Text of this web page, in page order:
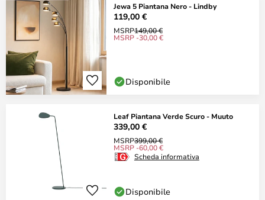
Jewa 5 Piantana Nero - Lindby
119,00 €
MSRP149,00 €
MSRP -30,00 €
Disponibile
Leaf Piantana Verde Scuro - Muuto
339,00 €
MSRP399,00 €
MSRP -60,00 €
Scheda informativa
Disponibile